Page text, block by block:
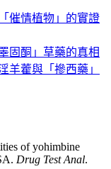
催情植物」的實證
固酮」草藥的真相
羊藿與「摻西藥」
of yohimbine
Drug Test Anal.